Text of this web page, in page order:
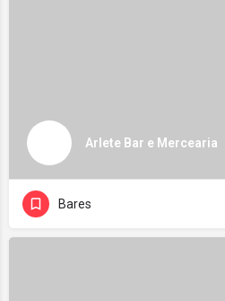
Arlete Bar e Mercearia
Bares